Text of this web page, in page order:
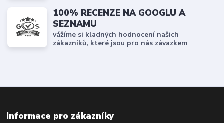
100% RECENZE NA GOOGLU A
SEZNAMU
vážíme si kladných hodnocení našich
zákazníků, které jsou pro nás závazkem
Informace pro zákazníky